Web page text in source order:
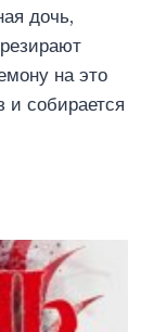
дочь,
на это
собирается